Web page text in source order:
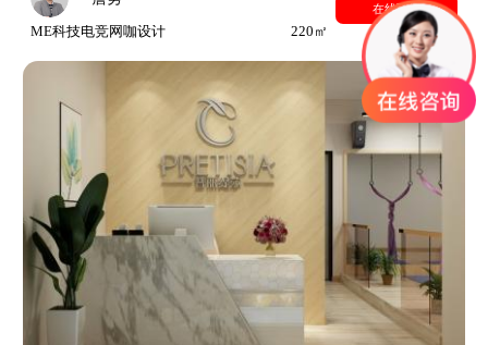
ME科技电竞网咖设计 220㎡
在线预约